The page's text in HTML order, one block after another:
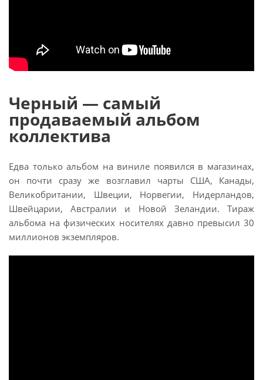
Черный — самый
продаваемый альбом
коллектива
Едва только альбом на виниле появился в магазинах,
он почти сразу же возглавил чарты США, Канады,
Великобритании, Швеции, Норвегии, Нидерландов,
Швейцарии, Австралии и Новой Зеландии. Тираж
альбома на физических носителях давно превысил 30
миллионов экземпляров.